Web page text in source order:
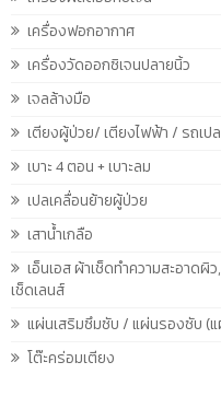
เครื่องฟอกอากาศ
เครื่องวัดออกซิเจนปลายนิ้ว
เจลล้างมือ
เตียงผู้ป่วย/ เตียงไฟฟ้า / รถเป
เบาะ 4 ตอน + เบาะลม
เปลเคลื่อนย้ายผู้ป่วย
เสาน้ำเกลือ
เอ็นเอส ผ้าเช็ดทำความสะอาดผิ
เช็ดเลนส์
แผ่นเสริมซึมซับ / แผ่นรองซับ (
โต๊ะคร่อมเตียง